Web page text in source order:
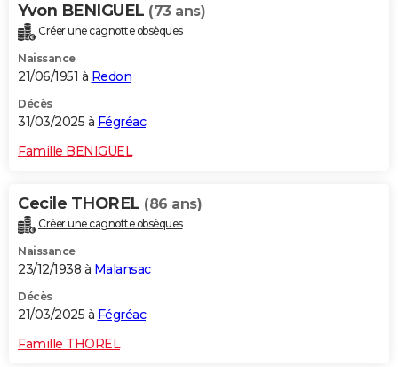
Yvon BENIGUEL (73 ans)
Créer une cagnotte obsèques
Naissance
21/06/1951 à Redon
Décès
31/03/2025 à Fégréac
Famille BENIGUEL
Cecile THOREL (86 ans)
Créer une cagnotte obsèques
Naissance
23/12/1938 à Malansac
Décès
21/03/2025 à Fégréac
Famille THOREL